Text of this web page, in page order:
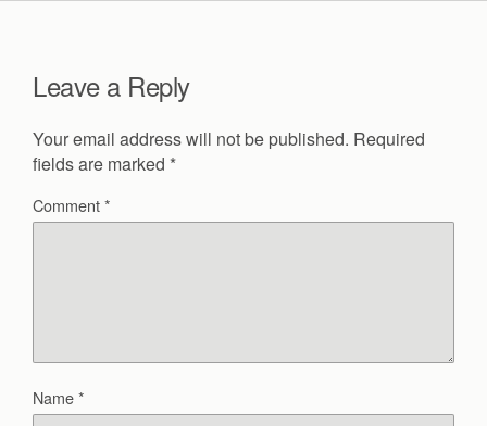
Leave a Reply
Your email address will not be published. Required
fields are marked *
Comment*
Name*